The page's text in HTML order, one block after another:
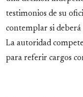
testimonios de su
contemplar si deberá
La autoridad
para referir cargos